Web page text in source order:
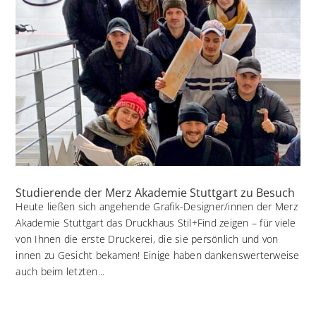
Studierende der Merz Akademie Stuttgart zu Besuch
Heute ließen sich angehende Grafik-Designer/innen der Merz
Akademie Stuttgart das Druckhaus Stil+Find zeigen – für viele
von Ihnen die erste Druckerei, die sie persönlich und von
innen zu Gesicht bekamen! Einige haben dankenswerterweise
auch beim letzten...